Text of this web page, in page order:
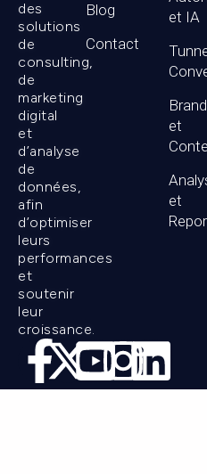
des
solutions
de
consulting,
de
marketing
digital
et
d’analyse
de
données,
afin
d’optimiser
leurs
performances
et
soutenir
leur
croissance.
Blog
Contact
et IA
et
et